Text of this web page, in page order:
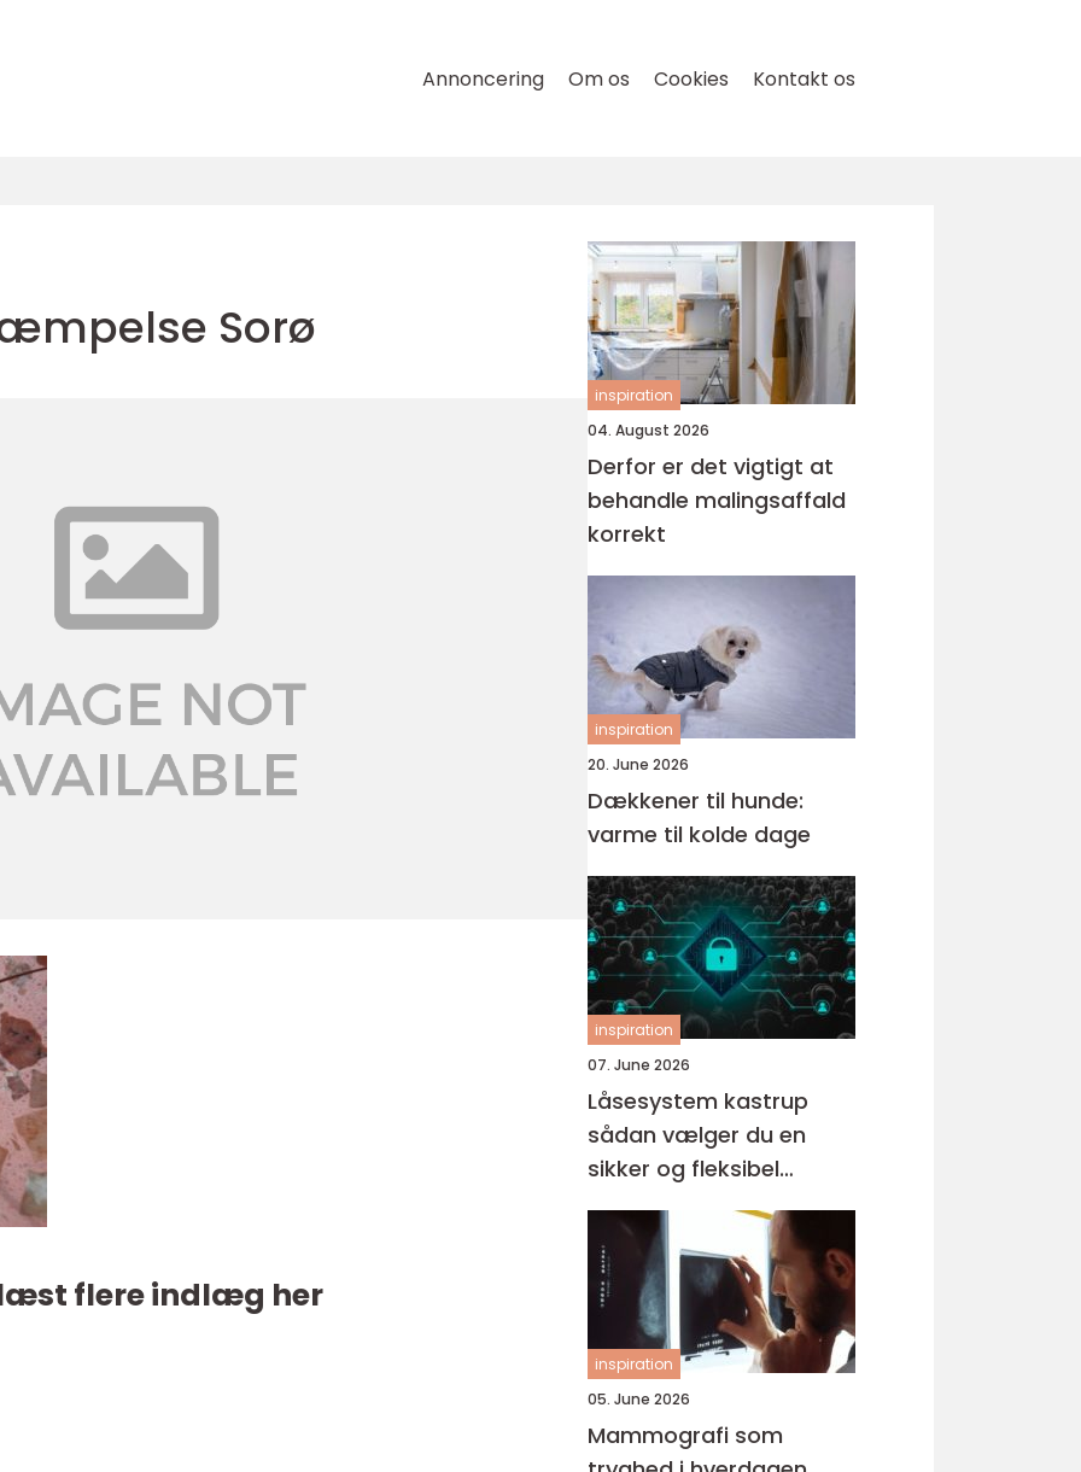
Annoncering Om os Cookies Kontakt os
Sorø
flere indlæg her
inspiration
04. August 2026
Derfor er det vigtigt at
behandle malingsaffald
korrekt
inspiration
20. June 2026
Dækkener til hunde:
varme til kolde dage
inspiration
07. June 2026
Låsesystem kastrup
sådan vælger du en
sikker og fleksibel
løsning
inspiration
05. June 2026
Mammografi som